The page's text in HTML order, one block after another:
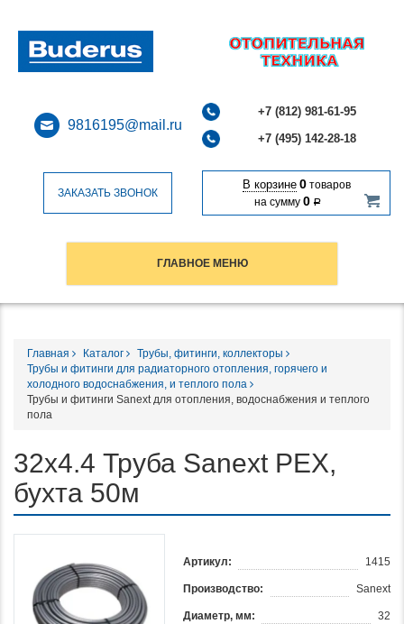
9816195@mail.ru
+7 (812) 981-61-95
+7 (495) 142-28-18
ЗАКАЗАТЬ ЗВОНОК
В корзине 0товаров
на сумму 0 Р
ГЛАВНОЕ МЕНЮ
Главная Каталог
Трубы, фитинги, коллекторы
Трубы и фитинги для радиаторного отопления, горячего и
холодного водоснабжения, и теплого пола
Трубы и фитинги Sanext для отопления, водоснабжения и теплого
пола
32х4.4 Труба Sanext PEX,
бухта 50м
Артикул: 1415
Производство: Sanext
Диаметр, мм: 32